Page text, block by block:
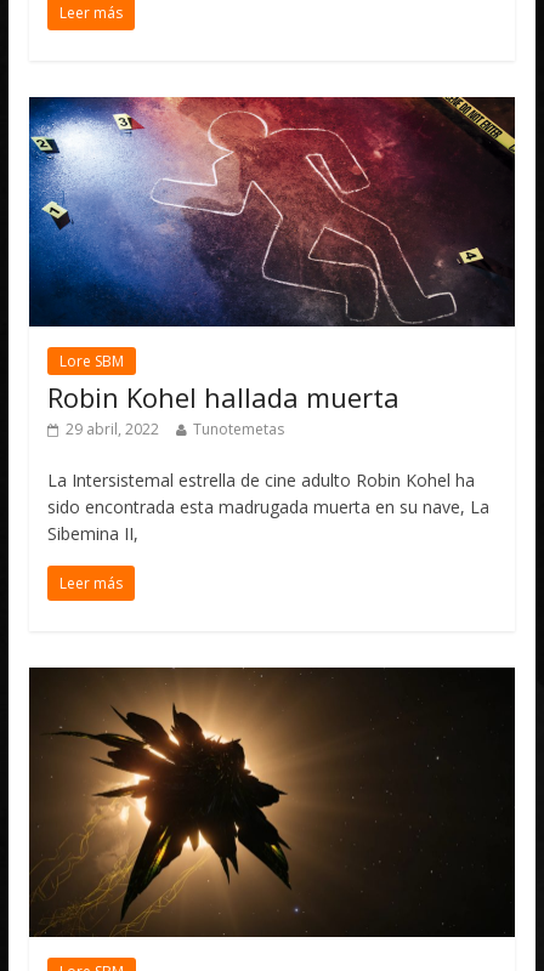
Leer más
Lore SBM
Robin Kohel hallada muerta
29 abril, 2022 Tunotemetas
La Intersistemal estrella de cine adulto Robin Kohel ha
sido encontrada esta madrugada muerta en su nave, La
Sibemina II,
Leer más